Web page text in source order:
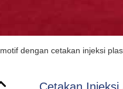
dengan cetakan injeksi